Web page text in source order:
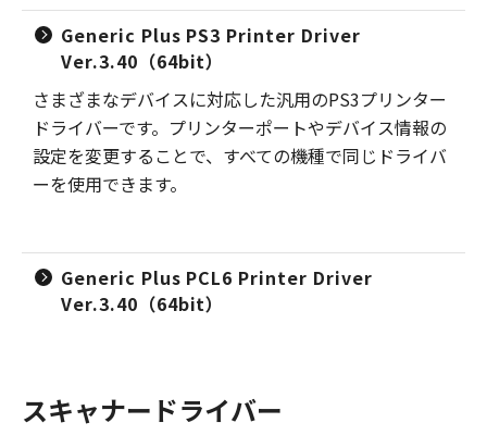
Generic Plus PS3 Printer Driver
Ver.3.40（64bit）
さまざまなデバイスに対応した汎用のPS3プリンター
ドライバーです。プリンターポートやデバイス情報の
設定を変更することで、すべての機種で同じドライバ
ーを使用できます。
Generic Plus PCL6 Printer Driver
Ver.3.40（64bit）
スキャナードライバー